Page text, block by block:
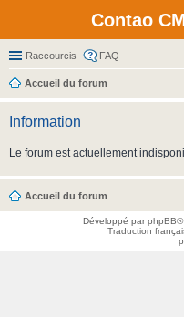
Contao
Raccourcis FAQ
Accueil du forum
Information
Le forum est actuellement
Accueil du forum
Développé parphpBB®
Traduction